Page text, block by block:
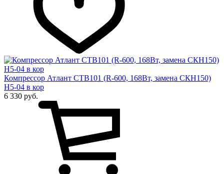
Компрессор Атлант СТВ101 (R-600, 168Вт, замена СКН150)
Н5-04 в кор
6 330 руб.